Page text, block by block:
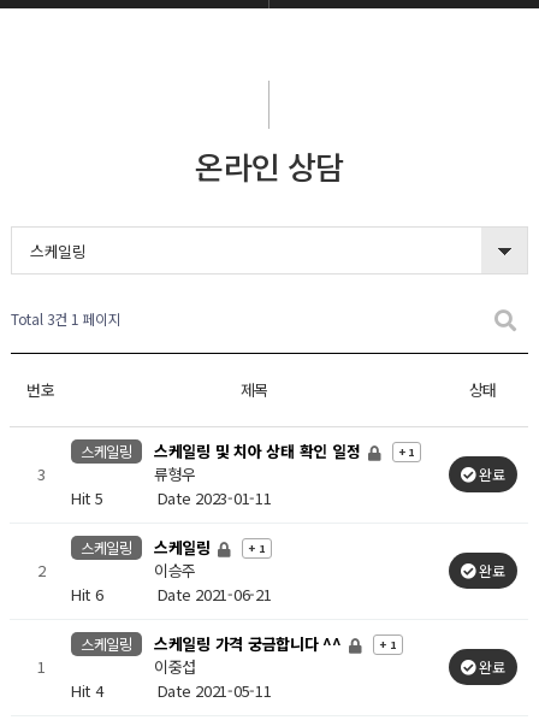
온라인 상담
스케일링
Total 3건 1 페이지
번호 제목 상태
3
스케일링 스케일링 및 치아 상태 확인 일정 + 1
류형우
Hit 5 Date 2023-01-11
완료
2
스케일링 스케일링 + 1
이승주
Hit 6 Date 2021-06-21
완료
1
스케일링 스케일링 가격 궁금합니다 ^^ + 1
이중섭
Hit 4 Date 2021-05-11
완료